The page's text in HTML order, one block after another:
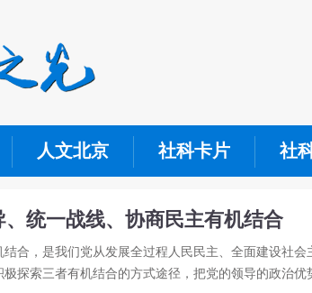
人文北京 社科卡片 社
统一战线、协商民主有机结合
合，是我们党从发展全过程人民民主、全面建设社会
探索三者有机结合的方式途径，把党的领导的政治